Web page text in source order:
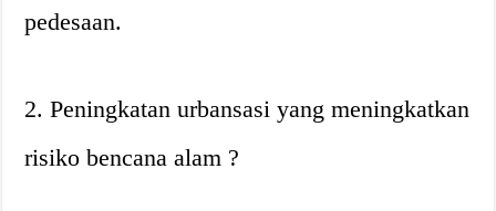
pedesaan.
2. Peningkatan urbansasi yang meningkatkan
risiko bencana alam ?️